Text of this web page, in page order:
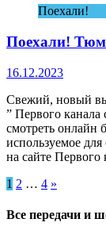
Поехали!
Поехали!
16.12.2023
Свежий, новый
” Первого
смотреть онлайн
используемое
на сайте Первого
Пагинация
записей
1 2 … 4 »
Все передачи и